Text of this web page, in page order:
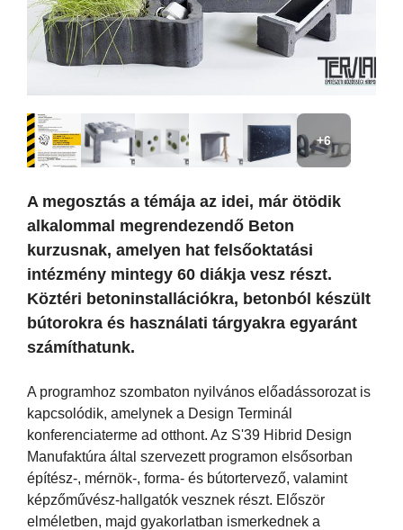
+6
A megosztás a témája az idei, már ötödik
alkalommal megrendezendő Beton
kurzusnak, amelyen hat felsőoktatási
intézmény mintegy 60 diákja vesz részt.
Köztéri betoninstallációkra, betonból készült
bútorokra és használati tárgyakra egyaránt
számíthatunk.
A programhoz szombaton nyilvános előadássorozat is
kapcsolódik, amelynek a Design Terminál
konferenciaterme ad otthont. Az S'39 Hibrid Design
Manufaktúra által szervezett programon elsősorban
építész-, mérnök-, forma- és bútortervező, valamint
képzőművész-hallgatók vesznek részt. Először
elméletben, majd gyakorlatban ismerkednek a